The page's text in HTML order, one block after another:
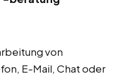
von
E-Mail, Chat oder